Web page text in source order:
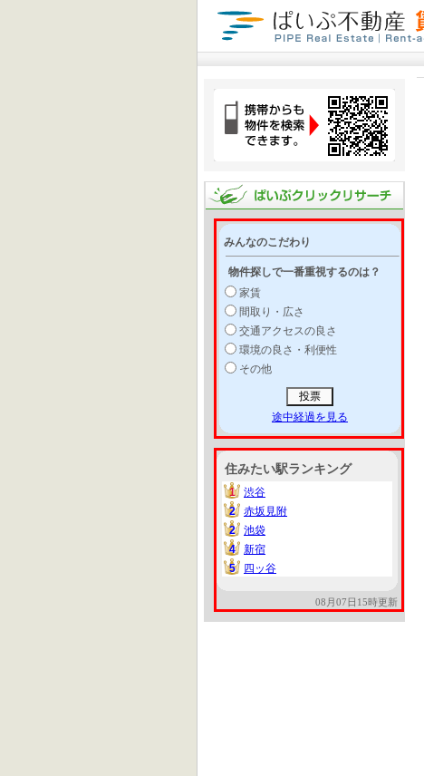
みんなのこだわり
物件探しで一番重視するのは？
家賃
間取り・広さ
交通アクセスの良さ
環境の良さ・利便性
その他
途中経過を見る
住みたい駅ランキング
1
1
渋谷
2
2
赤坂見附
2
2
池袋
4
4
新宿
5
5 四ッ谷
08月07日15時更新